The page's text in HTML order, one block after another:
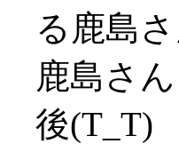
る鹿島
鹿島さ
後(T_T)